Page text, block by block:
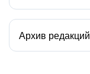
Архив редакций